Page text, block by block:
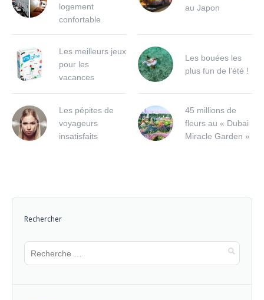
logement
confortable
au Japon
Les meilleurs jeux
pour les
vacances
Les bouées les
plus fun de l’été !
Les pépites de
voyageurs
insatisfaits
45 millions de
fleurs au « Dubai
Miracle Garden »
Rechercher